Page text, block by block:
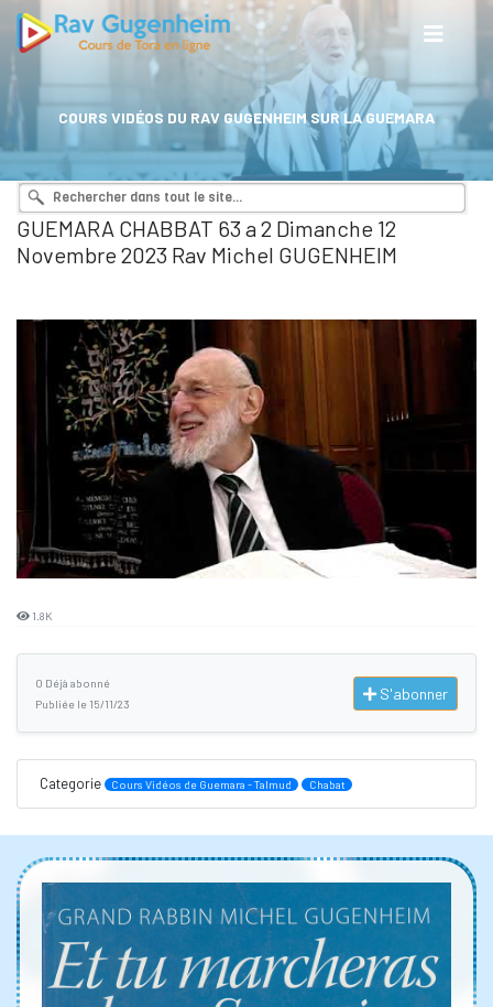
COURS VIDÉOS DU RAV GUGENHEIM SUR LA GUEMARA
GUEMARA CHABBAT 63 a 2 Dimanche 12
Novembre 2023 Rav Michel GUGENHEIM
1.8K
0 Déjà abonné
Publiée le 15/11/23
S'abonner
Categorie Cours Vidéos de Guemara - Talmud Chabat